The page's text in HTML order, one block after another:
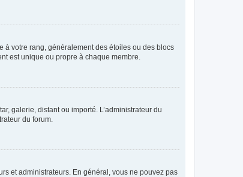
à votre rang, généralement des étoiles ou des blocs
est unique ou propre à chaque membre.
galerie, distant ou importé. L’administrateur du
du forum.
et administrateurs. En général, vous ne pouvez pas